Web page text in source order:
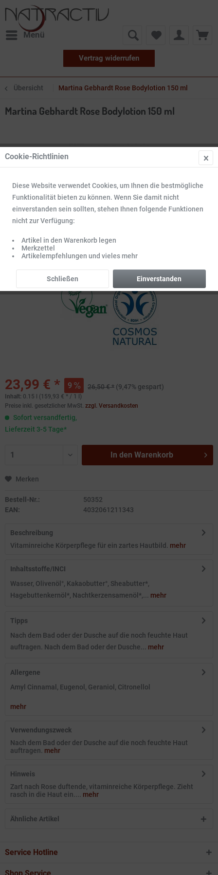
Menü
Vertrag widerrufen
Übersicht Martina Gebhardt Rose Bodylotion 150 ml
Martina Gebhardt Rose Bodylotion 150 ml
23,99 € * 9 26,50 € * (9,47% gespart)
Inhalt: 0.15 l (159,93 € * / 1 l)
Preise inkl. gesetzlicher MwSt. zzgl. Versandkosten
Sofort versandfertig,
Lieferzeit 3-5 Tage*
In den Warenkorb
Merken
Bestell-Nr.:
50352
EAN:
4032061211343
Beschreibung
Vitaminreiche Körperpflege für ein zartes Hautbild. mehr
Inhaltsstoffe/INCI
Wasser, Olivenöl°, Kakaobutter°, Sheabutter*,
Hagebuttenkernöl*, Nachtkerzensamenöl*,... mehr
Tipps
Nach dem Bad oder der Dusche auf die noch feuchte Haut
auftragen. Nach dem Bad oder der Dusche... mehr
Allergene
Amyl Cinnamal, Eugenol, Geraniol, Citronellol
mehr
Verwendungszweck
Nach dem Bad oder der Dusche auf die noch feuchte Haut
auftragen. mehr
Hinweis
Zart nach Rose duftende, vitaminreiche Körperpflege. Zieht
rasch in die Haut ein.... mehr
Ähnliche Artikel
Service Hotline
Cookie-Richtlinien
Diese Website verwendet Cookies, um Ihnen die bestmögliche
Funktionalität bieten zu können. Wenn Sie damit nicht
einverstanden sein sollten, stehen Ihnen folgende Funktionen
nicht zur Verfügung:
Artikel in den Warenkorb legen
Merkzettel
Artikelempfehlungen und vieles mehr
Einverstanden
Schließen